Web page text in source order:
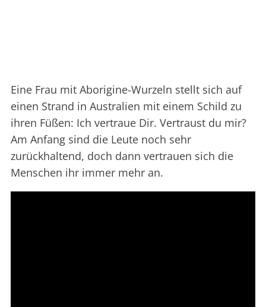
Eine Frau mit Aborigine-Wurzeln stellt sich auf
einen Strand in Australien mit einem Schild zu
ihren Füßen: Ich vertraue Dir. Vertraust du mir?
Am Anfang sind die Leute noch sehr
zurückhaltend, doch dann vertrauen sich die
Menschen ihr immer mehr an.